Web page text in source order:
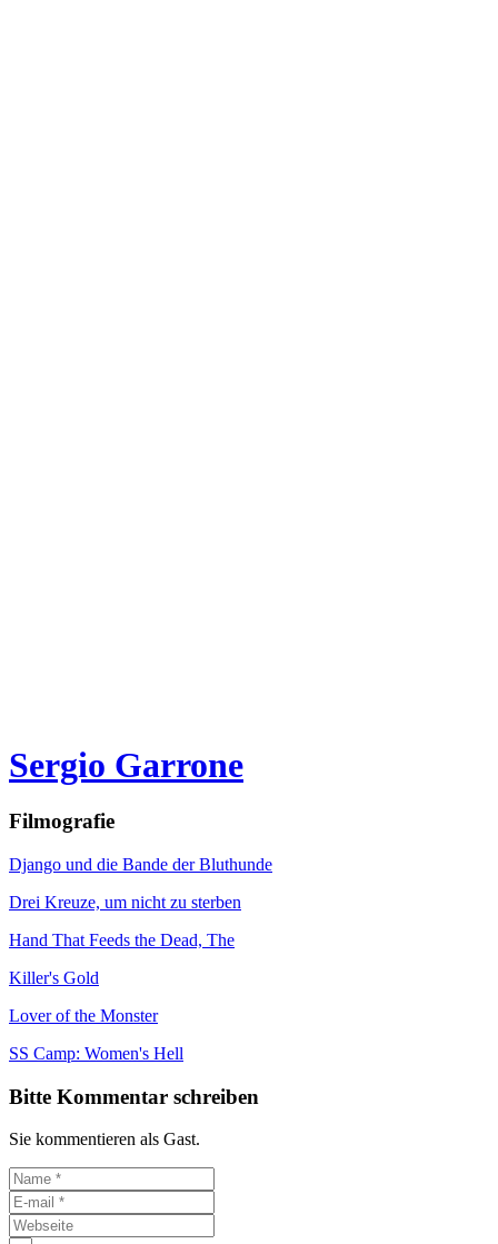
Sergio Garrone
Filmografie
Django und die Bande der Bluthunde
Drei Kreuze, um nicht zu sterben
Hand That Feeds the Dead, The
Killer's Gold
Lover of the Monster
SS Camp: Women's Hell
Bitte Kommentar schreiben
Sie kommentieren als Gast.